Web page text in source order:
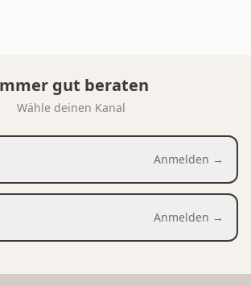
gut beraten
Wähle deinen Kanal
Anmelden →
Anmelden →